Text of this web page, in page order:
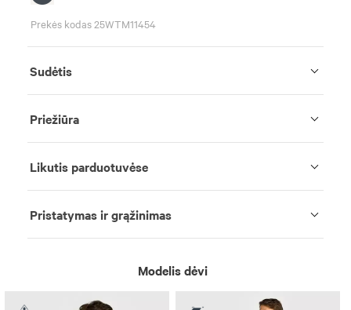
Prekės kodas 25WTM11454
Sudėtis
Priežiūra
Likutis parduotuvėse
Pristatymas ir grąžinimas
Modelis dėvi